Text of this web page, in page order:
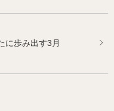
に歩み出す3月